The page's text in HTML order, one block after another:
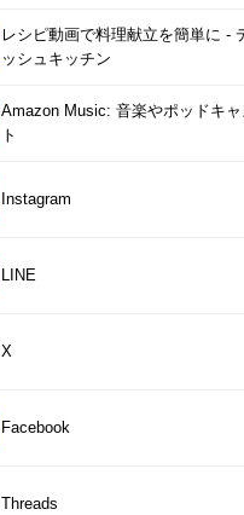
レシピ動画で料理献立を簡単‪に -
ッシュキッチン
Amazon Music: 音楽やポッドキャ
ト
Instagram
LINE
X
Facebook
Threads